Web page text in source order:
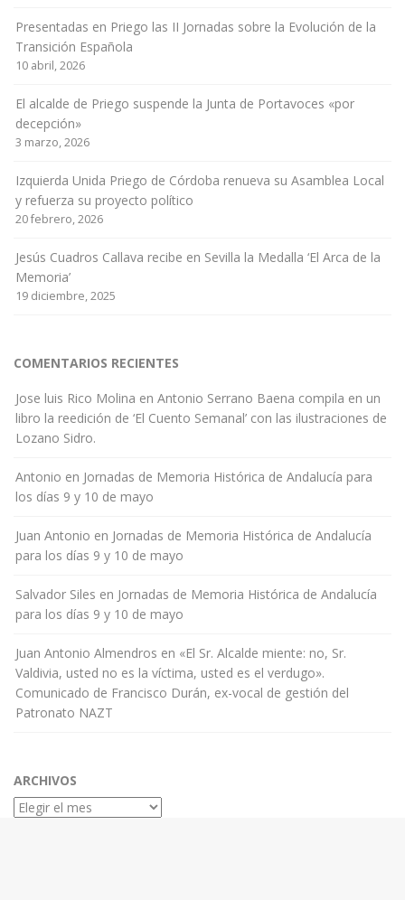
Presentadas en Priego las II Jornadas sobre la Evolución de la
Transición Española
10 abril, 2026
El alcalde de Priego suspende la Junta de Portavoces «por
decepción»
3 marzo, 2026
Izquierda Unida Priego de Córdoba renueva su Asamblea Local
y refuerza su proyecto político
20 febrero, 2026
Jesús Cuadros Callava recibe en Sevilla la Medalla ‘El Arca de la
Memoria’
19 diciembre, 2025
COMENTARIOS RECIENTES
Jose luis Rico Molina en Antonio Serrano Baena compila en un
libro la reedición de ‘El Cuento Semanal’ con las ilustraciones de
Lozano Sidro.
Antonio en Jornadas de Memoria Histórica de Andalucía para
los días 9 y 10 de mayo
Juan Antonio en Jornadas de Memoria Histórica de Andalucía
para los días 9 y 10 de mayo
Salvador Siles en Jornadas de Memoria Histórica de Andalucía
para los días 9 y 10 de mayo
Juan Antonio Almendros en «El Sr. Alcalde miente: no, Sr.
Valdivia, usted no es la víctima, usted es el verdugo».
Comunicado de Francisco Durán, ex-vocal de gestión del
Patronato NAZT
ARCHIVOS
Archivos